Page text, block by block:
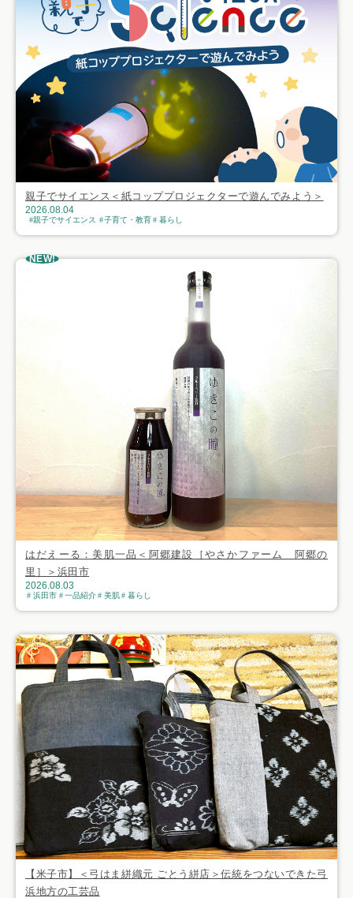
親子でサイエンス＜紙コッププロジェクターで遊んでみよう＞
2026.08.04
親子でサイエンス 子育て・教育 暮らし
NEW!
はだえーる：美肌一品＜阿郷建設［やさかファーム 阿郷の
里］＞浜田市
2026.08.03
浜田市 一品紹介 美肌 暮らし
【米子市】＜弓はま絣織元 ごとう絣店＞伝統をつないできた弓
浜地方の工芸品